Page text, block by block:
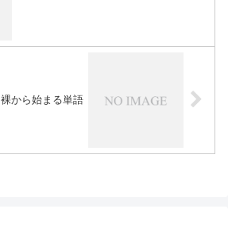
裸から始まる単語